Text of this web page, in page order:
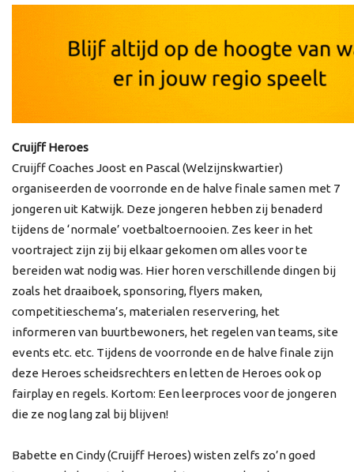
Cruijff Heroes
Cruijff Coaches Joost en Pascal (Welzijnskwartier)
organiseerden de voorronde en de halve finale samen met 7
jongeren uit Katwijk. Deze jongeren hebben zij benaderd
tijdens de ‘normale’ voetbaltoernooien. Zes keer in het
voortraject zijn zij bij elkaar gekomen om alles voor te
bereiden wat nodig was. Hier horen verschillende dingen bij
zoals het draaiboek, sponsoring, flyers maken,
competitieschema’s, materialen reservering, het
informeren van buurtbewoners, het regelen van teams, site
events etc. etc. Tijdens de voorronde en de halve finale zijn
deze Heroes scheidsrechters en letten de Heroes ook op
fairplay en regels. Kortom: Een leerproces voor de jongeren
die ze nog lang zal bij blijven!
Babette en Cindy (Cruijff Heroes) wisten zelfs zo’n goed